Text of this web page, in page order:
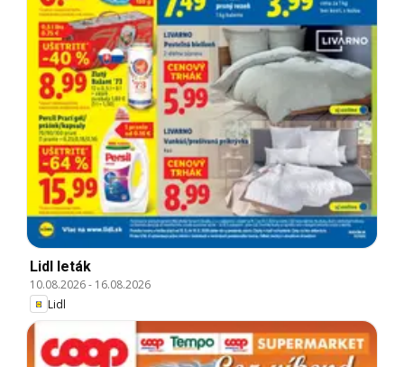
Lidl leták
10.08.2026- 16.08.2026
Lidl